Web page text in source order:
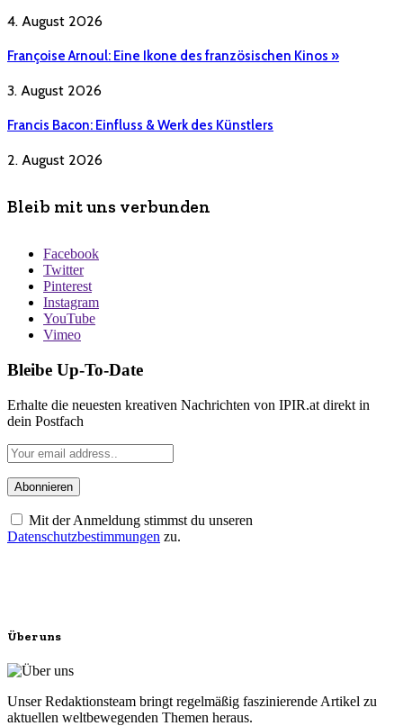
4. August 2026
Françoise Arnoul: Eine Ikone des französischen Kinos »
3. August 2026
Francis Bacon: Einfluss & Werk des Künstlers
2. August 2026
Bleib mit uns verbunden
Facebook
Twitter
Pinterest
Instagram
YouTube
Vimeo
Bleibe Up-To-Date
Erhalte die neuesten kreativen Nachrichten von IPIR.at direkt in
dein Postfach
Mit der Anmeldung stimmst du unseren
Datenschutzbestimmungen zu.
Über uns
Unser Redaktionsteam bringt regelmäßig faszinierende Artikel zu
aktuellen weltbewegenden Themen heraus.